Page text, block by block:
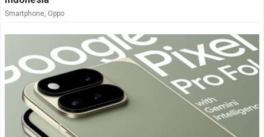
Smartphone, Oppo